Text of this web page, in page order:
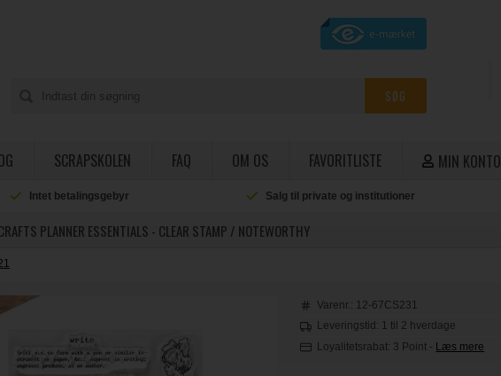
SCRAPSKOLEN FAQ OM OS FAVORITLISTE MIN KONTO
Intet betalingsgebyr Salg til private og institutioner
PLANNER ESSENTIALS - CLEAR STAMP / NOTEWORTHY
Varenr.: 12-67CS231
Leveringstid: 1 til 2 hverdage
Loyalitetsrabat: 3 Point - Læs mere